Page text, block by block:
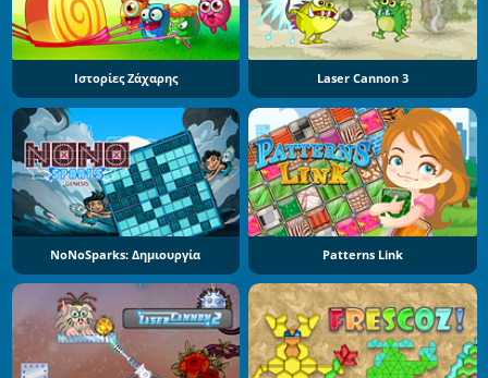
Ιστορίες Ζάχαρης Laser Cannon 3
NoNoSparks: Δημιουργία Patterns Link